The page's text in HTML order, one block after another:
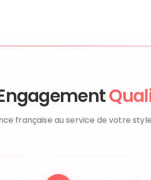
française au service de votre style